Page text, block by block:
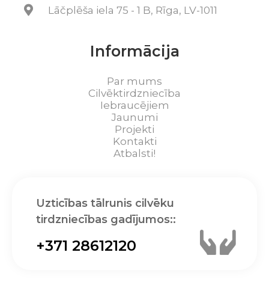
Lāčplēša iela 75 - 1 B, Rīga, LV-1011
Informācija
Par mums
Cilvēktirdzniecība
Iebraucējiem
Jaunumi
Projekti
Kontakti
Atbalsti!
Uzticības tālrunis cilvēku
tirdzniecības gadījumos::
+371 28612120